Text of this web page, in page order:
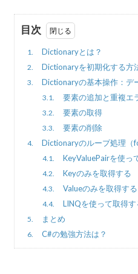
目次
1. Dictionaryとは？
2. Dictionaryを初期化する方
3. Dictionaryの基本操作：デ
3.1. 要素の追加と重複エ
3.2. 要素の取得
3.3. 要素の削除
4. Dictionaryのループ処理（
4.1. KeyValuePairを使っ
4.2. Keyのみを取得する
4.3. Valueのみを取得する
4.4. LINQを使って取得す
5. まとめ
6. C#の勉強方法は？